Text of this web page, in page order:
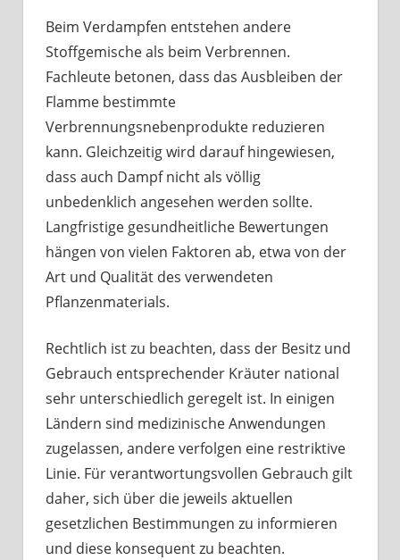
Beim Verdampfen entstehen andere
Stoffgemische als beim Verbrennen.
Fachleute betonen, dass das Ausbleiben der
Flamme bestimmte
Verbrennungsnebenprodukte reduzieren
kann. Gleichzeitig wird darauf hingewiesen,
dass auch Dampf nicht als völlig
unbedenklich angesehen werden sollte.
Langfristige gesundheitliche Bewertungen
hängen von vielen Faktoren ab, etwa von der
Art und Qualität des verwendeten
Pflanzenmaterials.
Rechtlich ist zu beachten, dass der Besitz und
Gebrauch entsprechender Kräuter national
sehr unterschiedlich geregelt ist. In einigen
Ländern sind medizinische Anwendungen
zugelassen, andere verfolgen eine restriktive
Linie. Für verantwortungsvollen Gebrauch gilt
daher, sich über die jeweils aktuellen
gesetzlichen Bestimmungen zu informieren
und diese konsequent zu beachten.